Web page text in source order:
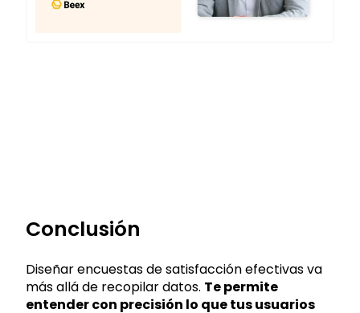
Conclusión
Diseñar encuestas de satisfacción efectivas va
más allá de recopilar datos. Te permite
entender con precisión lo que tus usuarios